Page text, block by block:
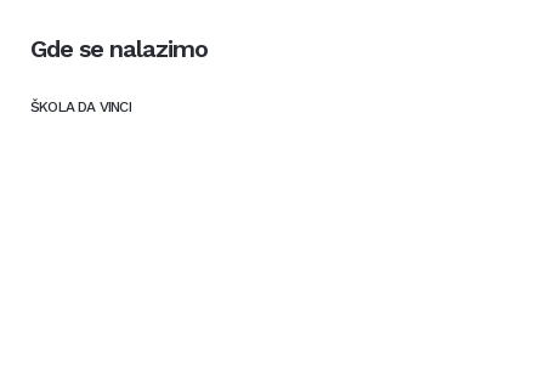
Gde se nalazimo
ŠKOLA DA VINCI